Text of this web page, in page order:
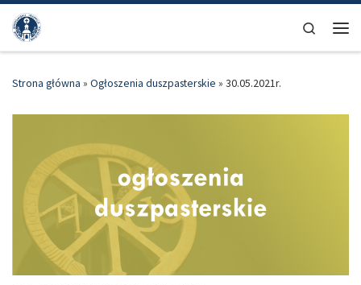
Przejdź do treści
Search
Strona główna » Ogłoszenia duszpasterskie » 30.05.2021r.